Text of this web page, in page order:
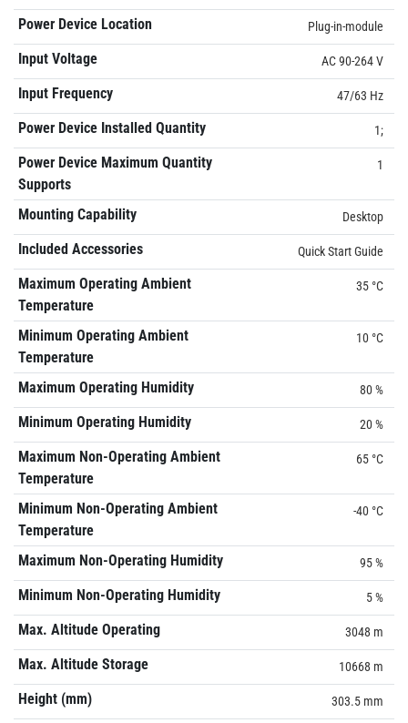
Power Device Location Plug-in-module
Input Voltage AC 90-264 V
Input Frequency 47/63 Hz
Power Device Installed Quantity 1;
Power Device Maximum Quantity
Supports
1
Mounting Capability Desktop
Included Accessories Quick Start Guide
Maximum Operating Ambient
Temperature
35 °C
Minimum Operating Ambient
Temperature
10 °C
Maximum Operating Humidity 80 %
Minimum Operating Humidity 20 %
Maximum Non-Operating Ambient
Temperature
65 °C
Minimum Non-Operating Ambient
Temperature
-40 °C
Maximum Non-Operating Humidity 95 %
Minimum Non-Operating Humidity 5 %
Max. Altitude Operating 3048 m
Max. Altitude Storage 10668 m
Height (mm) 303.5 mm